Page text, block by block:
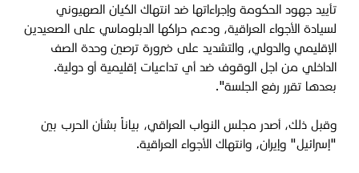
تأييد جهود الحكومة وإجراءاتها ضد انتهاك الكيان الصهيوني
لسيادة الأجواء العراقية، ودعم حراكها الدبلوماسي على الصعيدين
الإقليمي والدولي، والتشديد على ضرورة ترصين وحدة الصف
الداخلي من اجل الوقوف ضد أي تداعيات إقليمية أو دولية.
بعدها تقرر رفع الجلسة".
وقبل ذلك، أصدر مجلس النواب العراقي، بياناً بشأن الحرب بين
"إسرائيل" وإيران، وانتهاك الأجواء العراقية.